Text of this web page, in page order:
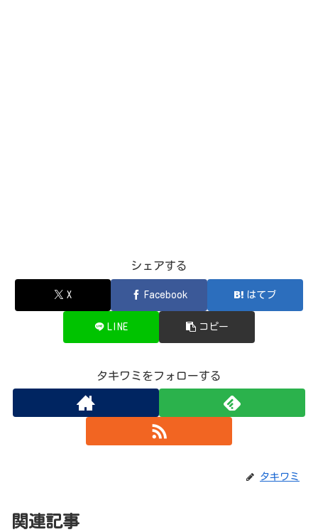
シェアする
X Facebook はてブ
LINE コピー
タキワミをフォローする
タキワミ
関連記事